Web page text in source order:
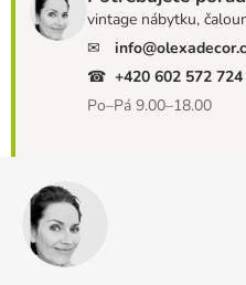
vintage nábytku,
✉
☎ +420 602 572 724
Po–Pá 9.00–18.00